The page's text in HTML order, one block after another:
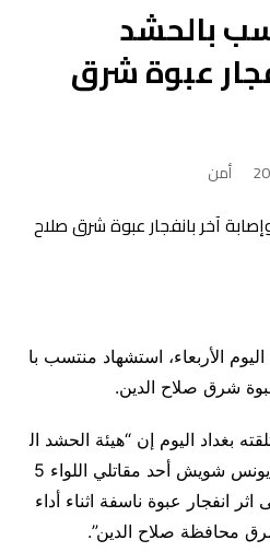
بالحشد
عبوة شرق
أمن
اليوم الأربعاء، استشهاد منتسب با
شرق صلاح الدين.
بغداد اليوم إن “هيئة الحشد ال
يونس شويش أحد مقاتلي اللواء 5
اثر انفجار عبوة ناسفة اثناء أداء
محافظة صلاح الدين”.